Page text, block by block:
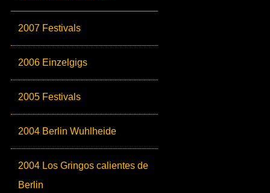
2007 Festivals
2006 Einzelgigs
2005 Festivals
2004 Berlin Wuhlheide
2004 Los Gringos calientes de
Berlin